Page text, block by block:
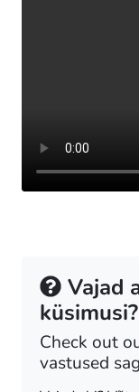
Vajad
küsimusi?
Check out
vastused